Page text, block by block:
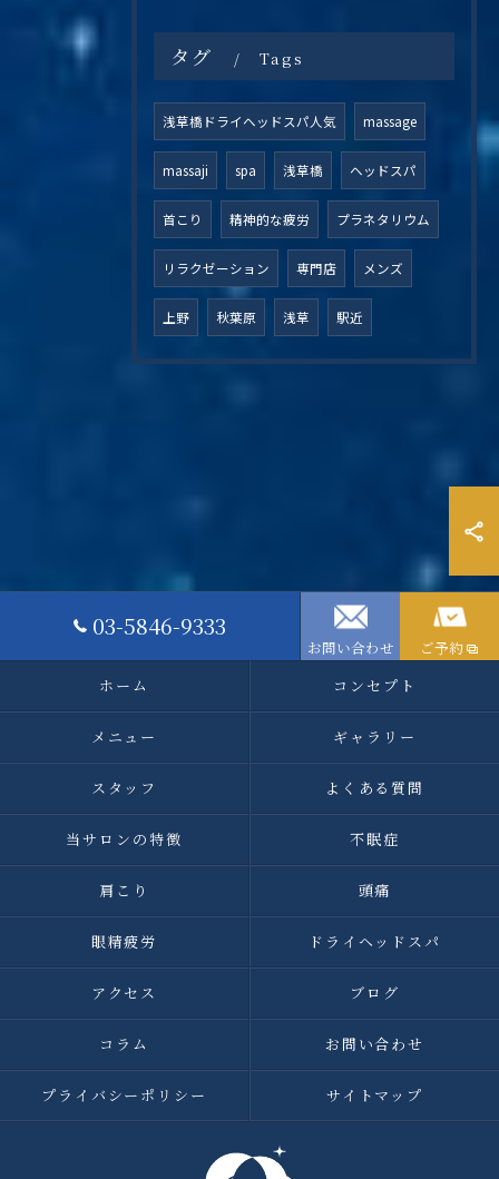
タグ Tags
浅草橋ドライヘッドスパ人気 massage
massaji spa 浅草橋 ヘッドスパ
首こり 精神的な疲労 プラネタリウム
リラクゼーション 専門店 メンズ
上野 秋葉原 浅草 駅近
03-5846-9333
お問い合わせ
ご予約
ホーム
コンセプト
メニュー ギャラリー
スタッフ よくある質問
当サロンの特徴 不眠症
肩こり 頭痛
眼精疲労 ドライヘッドスパ
アクセス ブログ
コラム お問い合わせ
プライバシーポリシー サイトマップ